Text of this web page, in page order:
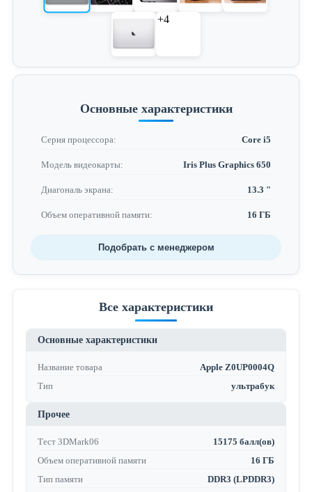
+4
Основные характеристики
Серия процессора: Core i5
Модель видеокарты: Iris Plus Graphics 650
Диагональ экрана: 13.3 "
Объем оперативной памяти: 16 ГБ
Подобрать с менеджером
Все характеристики
Основные характеристики
Название товара
Apple Z0UP0004Q
Тип
ультрабук
Прочее
Тест 3DMark06
15175 балл(ов)
Объем оперативной памяти
16 ГБ
Тип памяти
DDR3 (LPDDR3)